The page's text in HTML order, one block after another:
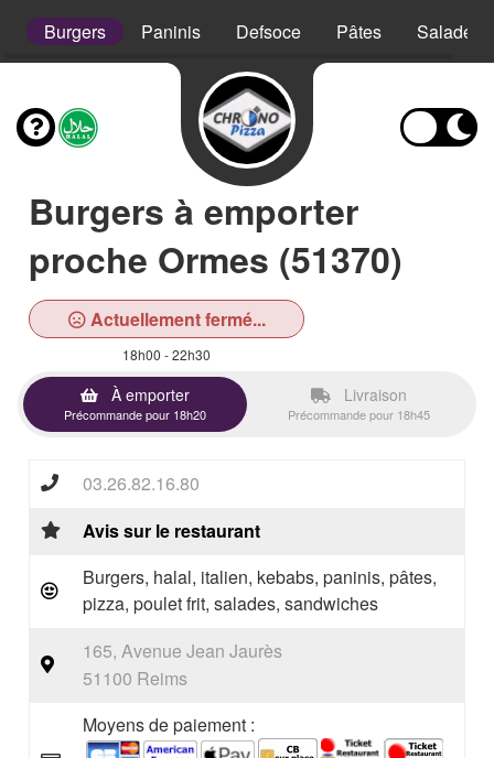
Burgers Paninis Defsoce Pâtes Salades
Burgers à emporter
proche Ormes (51370)
Actuellement fermé...
18h00 - 22h30
À emporter
Précommande pour 18h20
Livraison
Précommande pour 18h45
03.26.82.16.80
Avis sur le restaurant
Burgers, halal, italien, kebabs, paninis, pâtes,
pizza, poulet frit, salades, sandwiches
165, Avenue Jean Jaurès
51100 Reims
Moyens de paiement :